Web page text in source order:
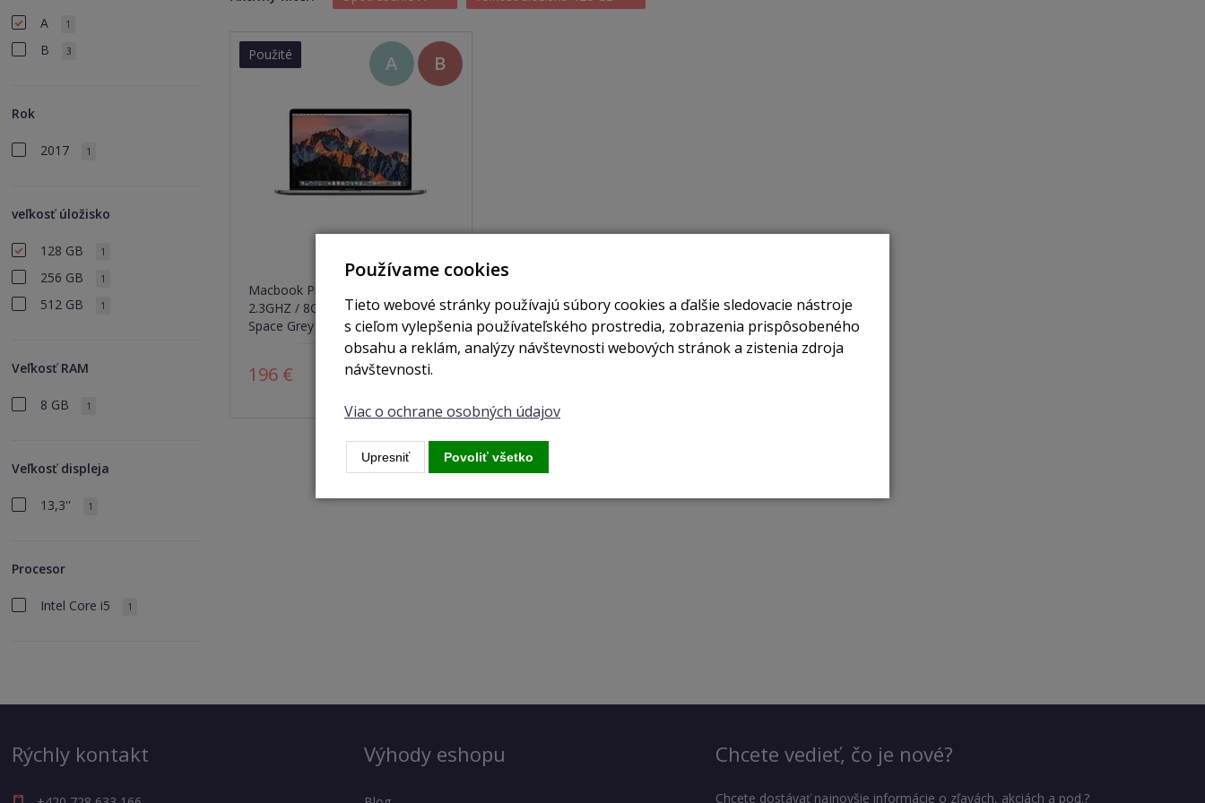
A 1
B 3
Rok
2017 1
veľkosť úložisko
128 GB 1
256 GB 1
512 GB 1
Veľkosť RAM
8 GB 1
Veľkosť displeja
13,3'' 1
Procesor
Intel Core i5 1
Použité A B
skladom
Macbook Pro RETINA 13.3" / I5
2.3GHZ / 8GB RAM / 128GB SSD /
Space Grey / (2017)
196 € Zobraziť
Rýchly kontakt Výhody eshopu Chcete vedieť, čo je nové?
Chcete dostávať najnovšie informácie o zľavách, akciách a pod.?
Používame cookies
Tieto webové stránky používajú súbory cookies a ďalšie sledovacie nástroje
s cieľom vylepšenia používateľského prostredia, zobrazenia prispôsobeného
obsahu a reklám, analýzy návštevnosti webových stránok a zistenia zdroja
návštevnosti.
Viac o ochrane osobných údajov
Upresniť Povoliť všetko